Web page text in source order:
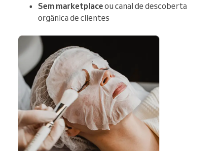
Sem marketplaceou canal de descoberta
orgânica de clientes